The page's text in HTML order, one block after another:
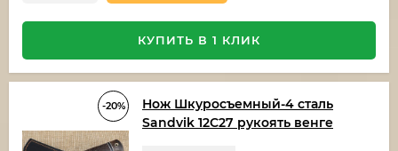
КУПИТЬ В 1 КЛИК
-20%
Нож Шкуросъемный-4 сталь
Sandvik 12С27 рукоять венге